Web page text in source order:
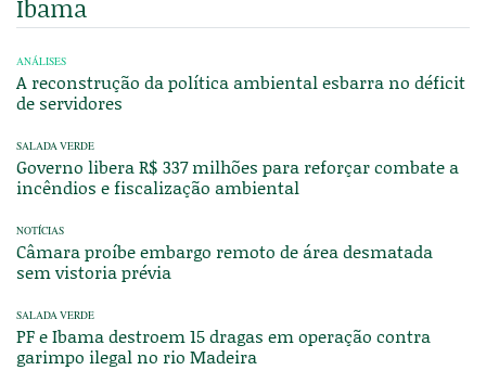
Ibama
ANÁLISES
A reconstrução da política ambiental esbarra no déficit
de servidores
SALADA VERDE
Governo libera R$ 337 milhões para reforçar combate a
incêndios e fiscalização ambiental
NOTÍCIAS
Câmara proíbe embargo remoto de área desmatada
sem vistoria prévia
SALADA VERDE
PF e Ibama destroem 15 dragas em operação contra
garimpo ilegal no rio Madeira